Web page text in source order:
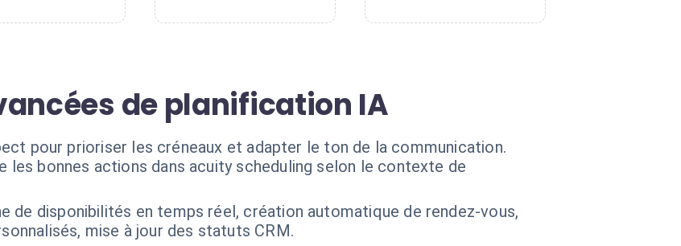
de planification IA
pour prioriser les créneaux et adapter le ton de la communication.
les bonnes actions dans acuity scheduling selon le contexte de
de disponibilités en temps réel, création automatique de rendez-vous,
mise à jour des statuts CRM.